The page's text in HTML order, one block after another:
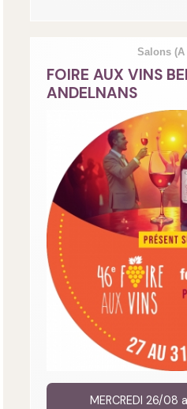
Salons (A
FOIRE AUX VINS
ANDELNANS
MERCREDI 26/